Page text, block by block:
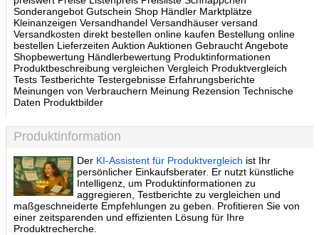
Sonderangebot Gutschein Shop Händler Marktplätze
Kleinanzeigen Versandhandel Versandhäuser versand
Versandkosten direkt bestellen online kaufen Bestellung online
bestellen Lieferzeiten Auktion Auktionen Gebraucht Angebote
Shopbewertung Händlerbewertung Produktinformationen
Produktbeschreibung vergleichen Vergleich Produktvergleich
Tests Testberichte Testergebnisse Erfahrungsberichte
Meinungen von Verbrauchern Meinung Rezension Technische
Daten Produktbilder
Produktinformation
Der KI-Assistent für Produktvergleich ist Ihr
persönlicher Einkaufsberater. Er nutzt künstliche
Intelligenz, um Produktinformationen zu
aggregieren, Testberichte zu vergleichen und
maßgeschneiderte Empfehlungen zu geben. Profitieren Sie von
einer zeitsparenden und effizienten Lösung für Ihre
Produktrecherche.